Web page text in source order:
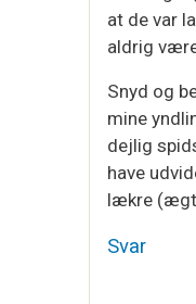
at de var
aldrig
Snyd og
mine
dejlig
have
lækre
Svar